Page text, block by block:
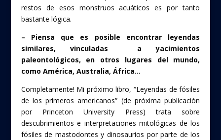
restos de esos monstruos acuáticos es por tanto
bastante lógica.
– Piensa que es posible encontrar leyendas
similares, vinculadas a yacimientos
paleontológicos, en otros lugares del mundo,
como América, Australia, África…
Completamente! Mi próximo libro, “Leyendas de fósiles
de los primeros americanos” (de próxima publicación
por Princeton University Press) trata sobre
descubrimientos e interpretaciones mitológicas de los
fósiles de mastodontes y dinosaurios por parte de los